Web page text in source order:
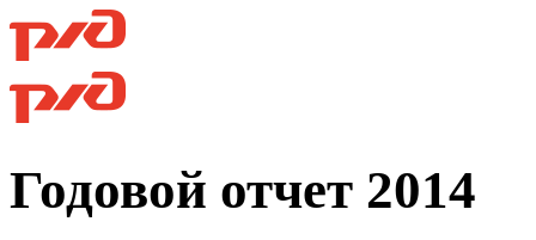
Годовой отчет 2014